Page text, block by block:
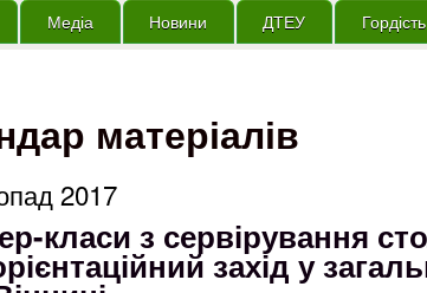
Медіа Новини ДТЕУ Гордість
матеріалів
2017
класи з сервірування
захід у